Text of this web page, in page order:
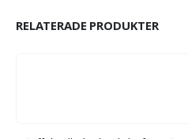
RELATERADE PRODUKTER